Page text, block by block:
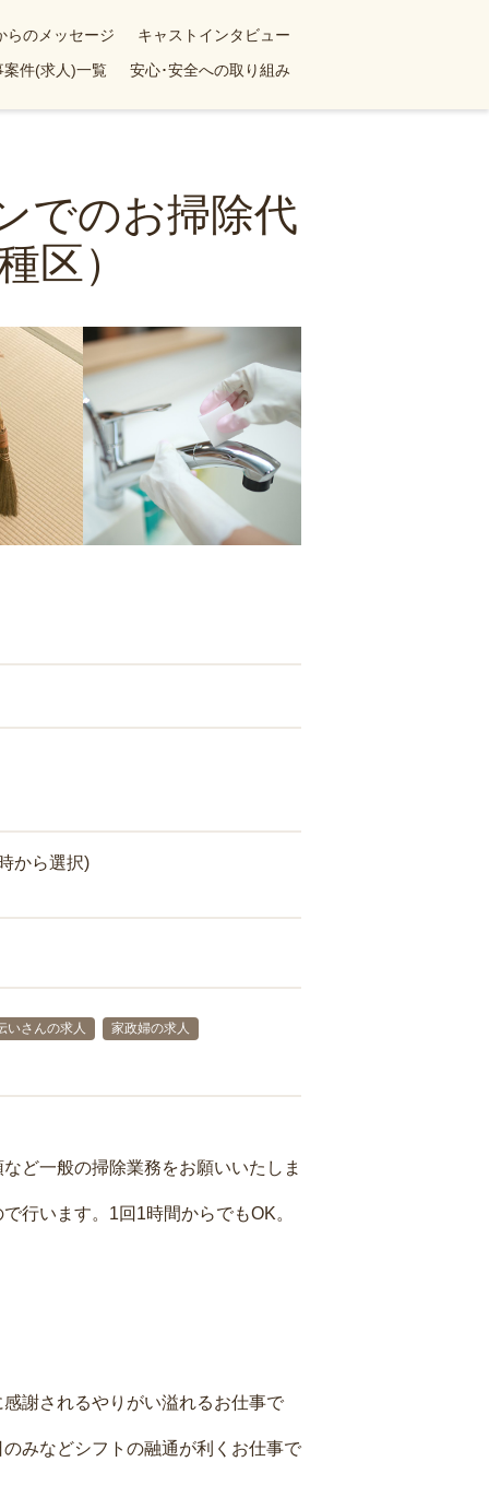
らのメッセージ
キャストインタビュー
案件(求人)一覧 安心･安全への取り組み
でのお掃除代
区）
から選択)
いさんの求人
家政婦の求人
ど一般の掃除業務をお願いいたしま
行います。1回1時間からでもOK。
謝されるやりがい溢れるお仕事で
みなどシフトの融通が利くお仕事で